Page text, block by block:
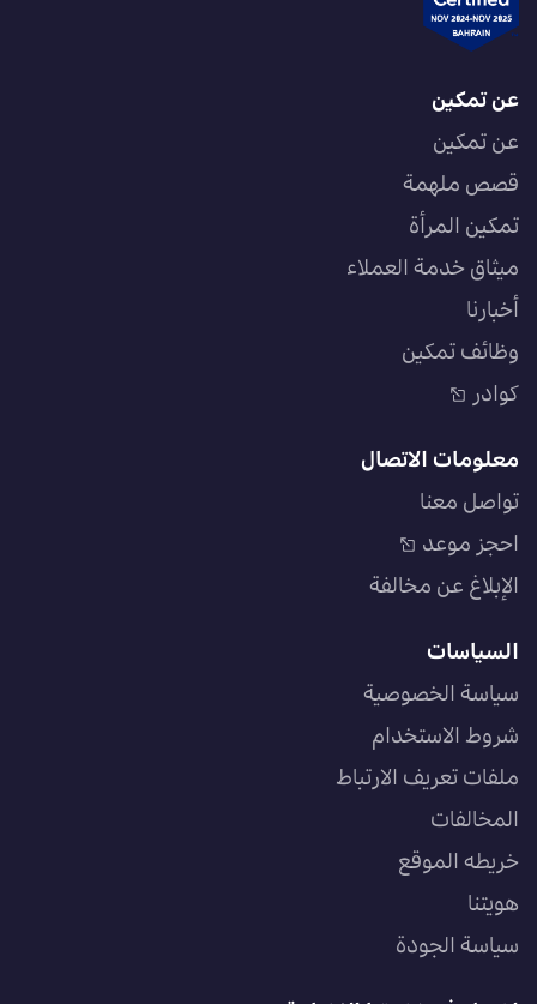
عن تمكين
عن تمكين
قصص ملهمة
تمكين المرأة
ميثاق خدمة العملاء
أخبارنا
وظائف تمكين
كوادر
معلومات الاتصال
تواصل معنا
احجز موعد
الإبلاغ عن مخالفة
السياسات
سياسة الخصوصية
شروط الاستخدام
ملفات تعريف الارتباط
المخالفات
خريطه الموقع
هويتنا
سياسة الجودة